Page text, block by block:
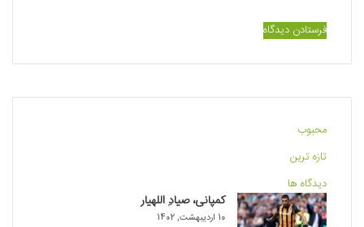
محبوب
تازه ترین
دیدگاه ها
کمپانی، صیادِ اللهیار
10 اردیبهشت, 1402